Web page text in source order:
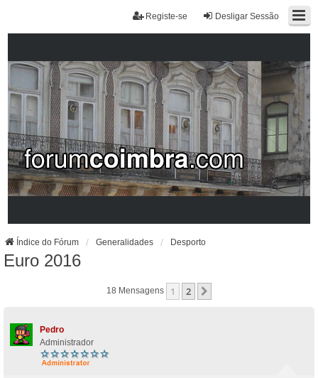
Desligar Sessão
Registe-se
Índice do Fórum Generalidades Desporto
Euro 2016
18 Mensagens 1 2
Pedro
Administrador